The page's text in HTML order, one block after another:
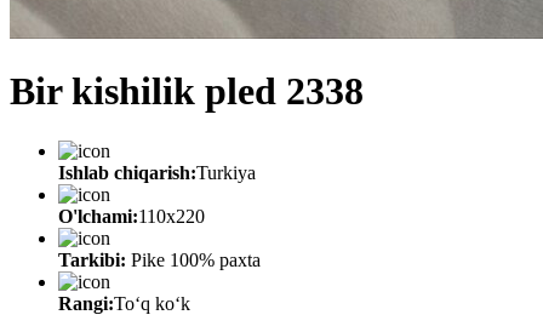
Bir kishilik pled 2338
Ishlab chiqarish:Turkiya
O'lchami:110х220
Tarkibi: Pike 100% paxta
Rangi:Toʻq koʻk